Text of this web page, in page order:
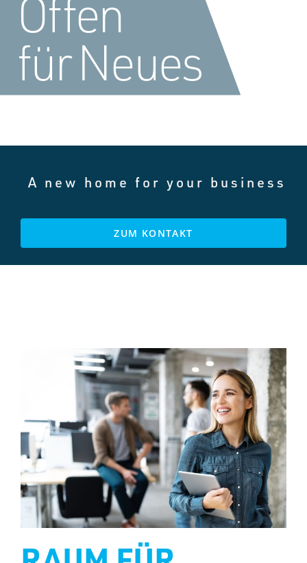
Offen
für Neues
A new home for your business
ZUM KONTAKT